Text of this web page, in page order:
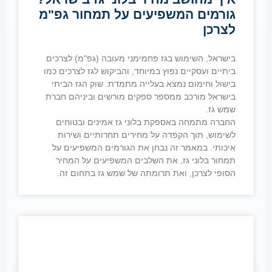
גורמים המשפיעים על תמחור גפ"מ
לצרכן
בישראל, השימוש בגז פחמימני מעובה (גפ"מ) לצרכים
ביתיים ועסקיים נפוץ במיוחד, והביקוש לגז לצרכים כמו
בישול וחימום נמצא בעלייה מתמדת. שוק הגז הביתי
בישראל מורכב ממספר ספקים מורשים וביניהם חברת
שמש גז.
החברה מתמחה באספקת בלוני גז אמינים ובטוחים
לשימוש, תוך הקפדה על מחירים תחרותיים ושירות
איכותי. במאמר זה נבחן את הגורמים המשפיעים על
תמחור בלוני גז, את השלבים המשפיעים על המחיר
הסופי לצרכן, ואת תרומתה של שמש גז בתחום זה.